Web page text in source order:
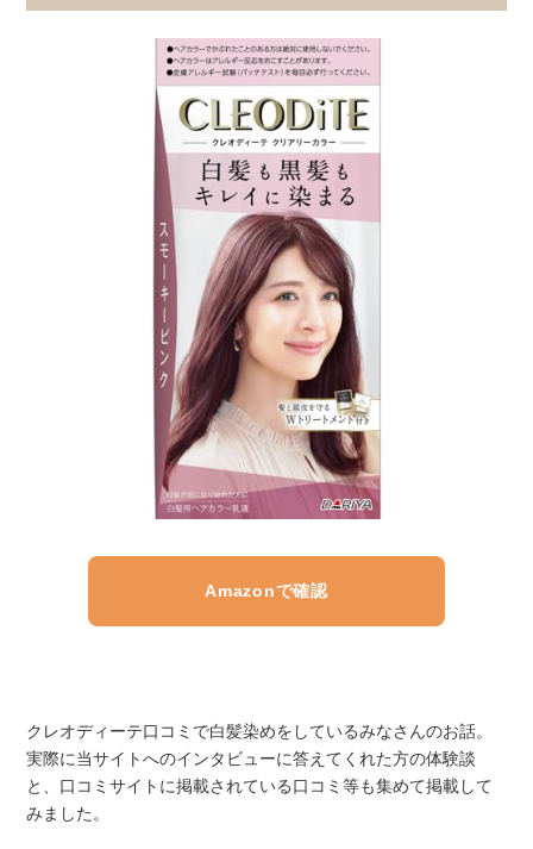
Amazonで確認
クレオディーテ口コミで白髪染めをしているみなさんのお話。
実際に当サイトへのインタビューに答えてくれた方の体験談
と、口コミサイトに掲載されている口コミ等も集めて掲載して
みました。